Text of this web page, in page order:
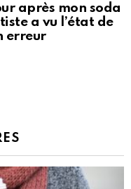
après mon soda
a vu l’état de
erreur